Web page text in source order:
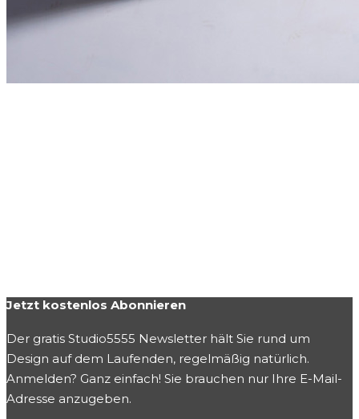
Jetzt kostenlos Abonnieren
Der gratis Studio5555 Newsletter hält Sie rund um
Design auf dem Laufenden, regelmäßig natürlich.
Anmelden? Ganz einfach! Sie brauchen nur Ihre E-Mail-
Adresse anzugeben.